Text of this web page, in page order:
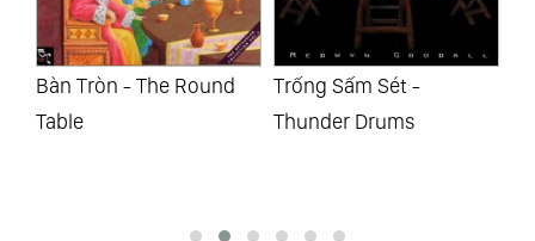
Bàn Tròn - The Round
Table
Trống Sấm Sét -
Thunder Drums